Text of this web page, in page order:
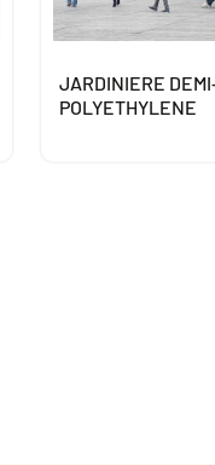
POT CARRE THIEA